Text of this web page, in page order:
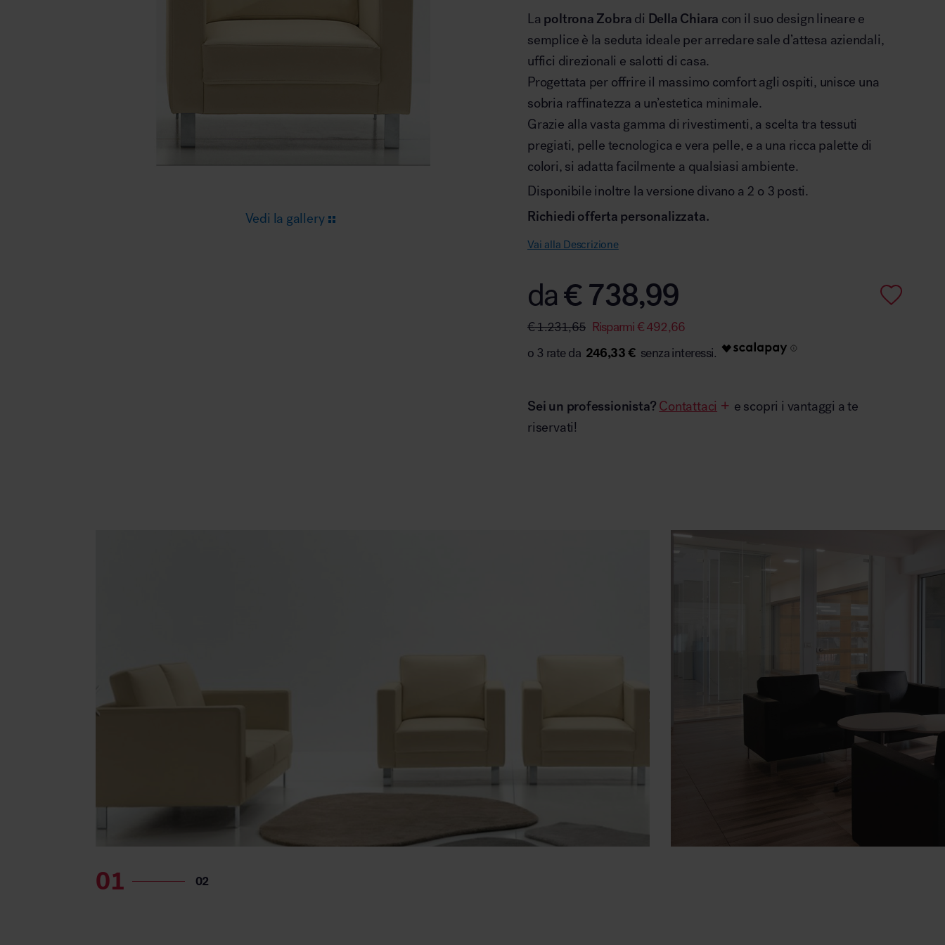
Area riunione e convegni
Area lounge e attesa Area break
Vedi la gallery
La poltrona Zobra di Della Chiara con il suo design lineare e
semplice è la seduta ideale per arredare sale d’attesa aziendali,
uffici direzionali e salotti di casa.
Progettata per offrire il massimo comfort agli ospiti, unisce una
sobria raffinatezza a un’estetica minimale.
Grazie alla vasta gamma di rivestimenti, a scelta tra tessuti
pregiati, pelle tecnologica e vera pelle, e a una ricca palette di
colori, si adatta facilmente a qualsiasi ambiente.
Disponibile inoltre la versione divano a 2 o 3 posti.
Richiedi offerta personalizzata.
Vai alla Descrizione
da€738,99
€1.231,65 Risparmi€492,66
246,33 €
Sei un professionista? Contattaci
e scopri i vantaggi a te
riservati!